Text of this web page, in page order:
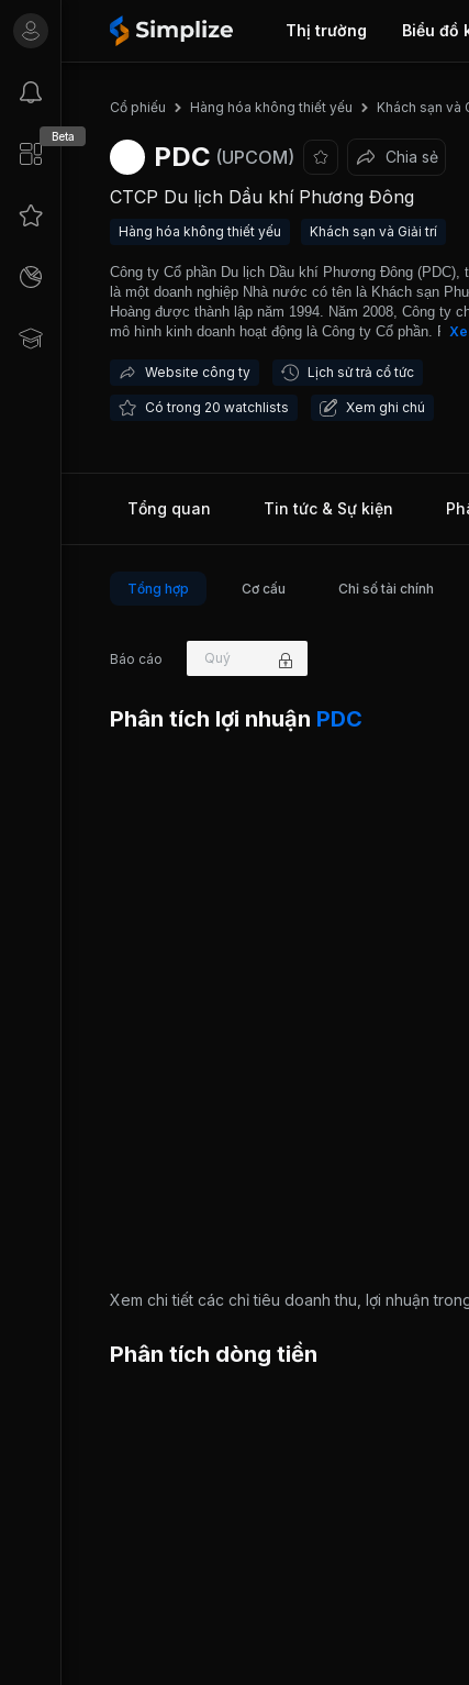
Thị trường Biểu đồ
Beta
Cổ phiếu Hàng hóa không thiết yếu Khách sạn và
PDC (UPCOM) Chia sẻ
CTCP Du lịch Dầu khí Phương Đông
Hàng hóa không thiết yếu Khách sạn và Giải trí
Công ty Cổ phần Du lịch Dầu khí Phương Đông (PDC),
là một doanh nghiệp Nhà nước có tên là Khách sạn
Hoàng được thành lập năm 1994. Năm 2008, Công ty
mô hình kinh doanh hoạt động là Công ty Cổ phần.
lịch, khách sạn, giải trí ở tỉnh Nghệ An và vùng bắc
và các sản phẩm nông nghiệp khác. Công ty cũng kinh
cũng như cho thuê mặt bằng trong các trung tâm
30.000 lượt khách du lịch quốc tế và hàng chục nghìn
quan đến hoạt động du lịch cho các đối tác như: Công
tâm Lữ hành Quốc tế Thắng Lợi... PDC chính thức
Website công ty Lịch sử trả cổ tức
Có trong 20 watchlists Xem ghi chú
Tổng quan Tin tức & Sự kiện
Tổng hợp Cơ cấu Chỉ số tài chính
Báo cáo Quý
Phân tích lợi nhuận PDC
Xem chi tiết các chỉ tiêu doanh thu, lợi nhuận
Phân tích dòng tiền